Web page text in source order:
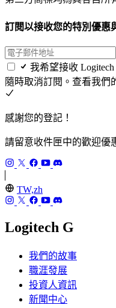
訂閱以接收您的特別優惠
我希望接收
隨時取消訂閱。查看我們
感謝您的登記！
請留意收件匣中的歡迎優
TW,zh
Logitech G
我們的故事
職涯發展
投資人資訊
新聞中心